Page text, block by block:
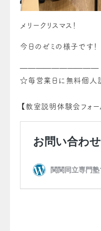
メリークリスマス！
今日のゼミの様子です！
——————————
☆毎営業日に無料個人
【教室説明体験会フォー